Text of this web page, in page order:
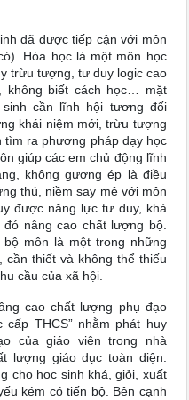
đã được tiếp cận với môn
Hóa học là một môn học
trừu tượng, tư duy logic cao
không biết cách học… mặt
cần lĩnh hội tương đối
khái niệm mới, trừu tượng
tìm ra phương pháp dạy học
giúp các em chủ động lĩnh
không gượng ép là điều
thú, niềm say mê với môn
được năng lực tư duy, khả
nâng cao chất lượng bộ.
môn là một trong những
thiết và không thể thiếu
cầu của xã hội.
cao chất lượng phụ đạo
THCS” nhằm phát huy
của giáo viên trong nhà
lượng giáo dục toàn diện.
cho học sinh khá, giỏi, xuất
kém có tiến bộ. Bên cạnh